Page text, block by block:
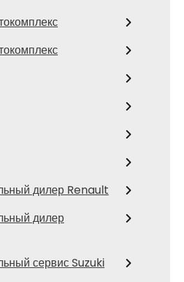
дилер Renault
дилер
сервис Suzuki